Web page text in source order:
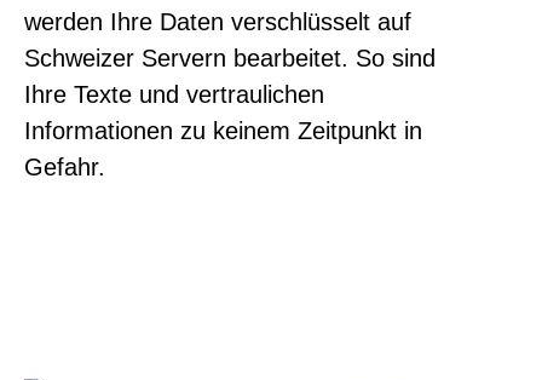
werden Ihre Daten verschlüsselt auf
Schweizer Servern bearbeitet. So sind
Ihre Texte und vertraulichen
Informationen zu keinem Zeitpunkt in
Gefahr.